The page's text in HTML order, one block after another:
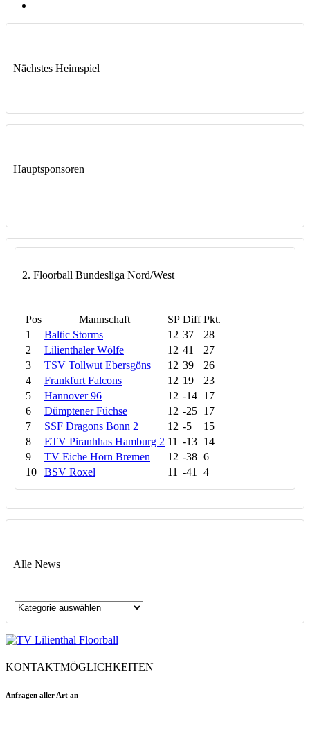
Nächstes Heimspiel
Hauptsponsoren
2. Floorball Bundesliga Nord/West
Pos Mannschaft SP Diff Pkt.
1
Baltic Storms 12 37
28
2
Lilienthaler Wölfe 12 41
27
3
TSV Tollwut Ebersgöns 12 39
26
4
Frankfurt Falcons 12 19
23
5
Hannover 96 12 -14 17
6
Dümptener Füchse 12 -25 17
7
SSF Dragons Bonn 2 12 -5
15
8
ETV Piranhhas Hamburg 2 11 -13 14
9
TV Eiche Horn Bremen 12 -38 6
10
BSV Roxel 11 -41 4
Alle News
Alle
KONTAKTMÖGLICHKEITEN
Anfragen aller Art an